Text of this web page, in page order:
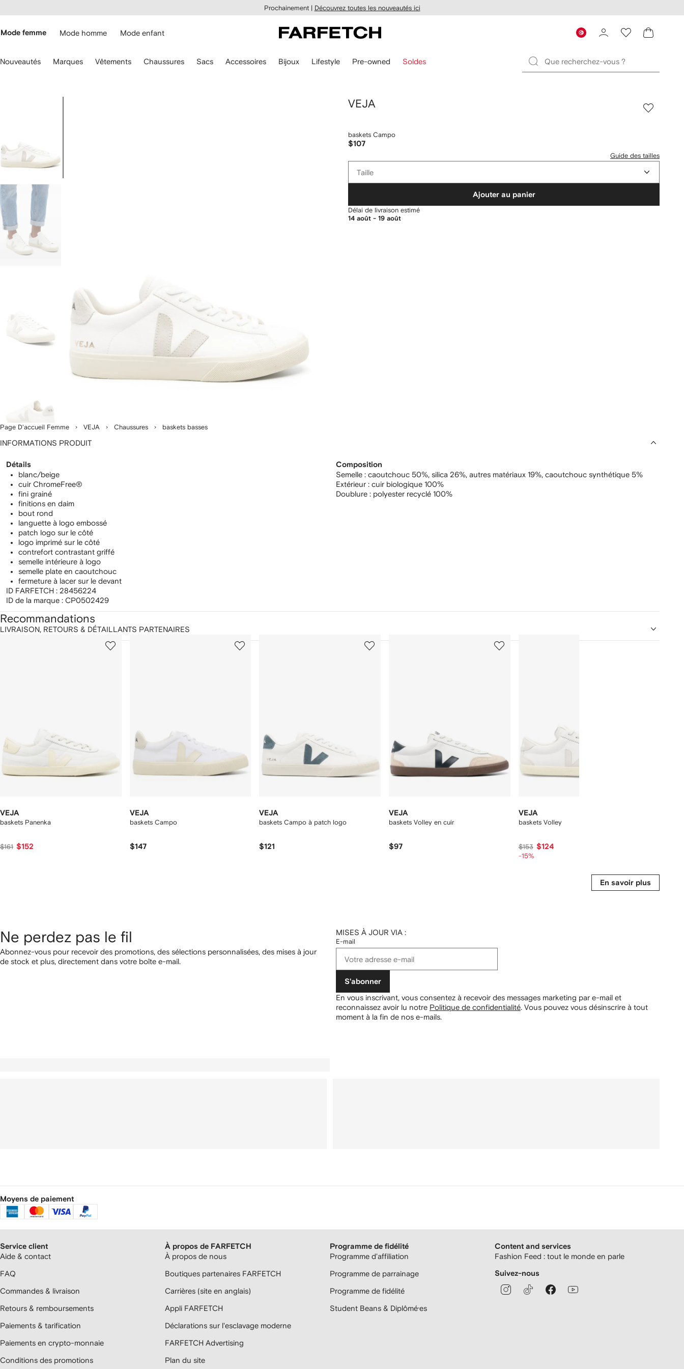
principal
Prochainement | Découvrez toutes les nouveautés ici
Mode femme Mode homme Mode enfant
Nouveautés Marques Vêtements Chaussures Sacs Accessoires Bijoux Lifestyle Pre-owned Soldes
Page D'accueil Femme VEJA Chaussures baskets basses
VEJA
baskets Campo
$107
Guide des tailles
Taille
Ajouter au panier
Délai de livraison estimé
14 août - 19 août
INFORMATIONS PRODUIT
Détails
blanc/beige
cuir ChromeFree®
fini grainé
finitions en daim
bout rond
languette à logo embossé
patch logo sur le côté
logo imprimé sur le côté
contrefort contrastant griffé
semelle intérieure à logo
semelle plate en caoutchouc
fermeture à lacer sur le devant
ID FARFETCH : 28456224
ID de la marque : CP0502429
Composition
Semelle : caoutchouc 50%, silica 26%, autres matériaux 19%, caoutchouc synthétique 5%
Extérieur : cuir biologique 100%
Doublure : polyester recyclé 100%
LIVRAISON, RETOURS & DÉTAILLANTS PARTENAIRES
Recommandations
VEJA
baskets Panenka
$161 $152
2
VEJA
baskets Campo
$147
3
VEJA
baskets Campo à patch logo
$121
4
VEJA
baskets Volley en cuir
$97
5
VEJA
baskets Volley
$153 $124
-15%
6
En savoir plus
Ne perdez pas le fil
Abonnez-vous pour recevoir des promotions, des sélections personnalisées, des mises à jour
de stock et plus, directement dans votre boîte e-mail.
MISES À JOUR VIA :
E-mail
S'abonner
En vous inscrivant, vous consentez à recevoir des messages marketing par e-mail et
reconnaissez avoir lu notre Politique de confidentialité. Vous pouvez vous désinscrire à tout
moment à la fin de nos e-mails.
Moyens de paiement
Service client
Aide & contact
FAQ
Commandes & livraison
Retours & remboursements
Paiements & tarification
Paiements en crypto-monnaie
Conditions des promotions
À propos de FARFETCH
À propos de nous
Boutiques partenaires FARFETCH
Carrières (site en anglais)
Appli FARFETCH
Déclarations sur l'esclavage moderne
FARFETCH Advertising
Plan du site
Programme de fidélité
Programme d'affiliation
Programme de parrainage
Programme de fidélité
Student Beans & Diplômé·es
Content and services
Fashion Feed : tout le monde en parle
Suivez-nous